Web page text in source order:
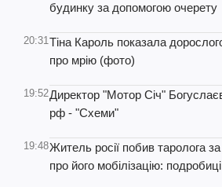
будинку за допомогою очерету
20:31Тіна Кароль показала
про мрію (фото)
19:52Директор "Мотор Січ"
рф - "Схеми"
19:48Житель росії побив таролога за
про його мобілізацію: подробиці